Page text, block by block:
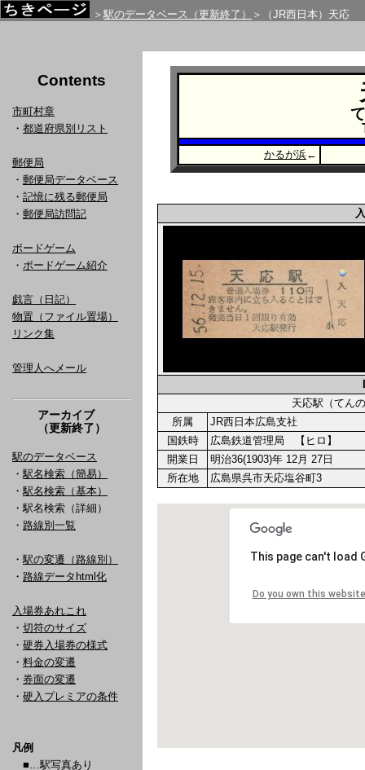
＞ 駅のデータベース（更新終了） ＞（JR西日本）天応
Contents
市町村章
・ 都道府県別リスト
郵便局
・ 郵便局データベース
・ 記憶に残る郵便局
・ 郵便局訪問記
ボードゲーム
・ ボードゲーム紹介
戯言（日記）
物置（ファイル置場）
リンク集
管理人へメール
アーカイブ
（更新終了）
駅のデータベース
・ 駅名検索（簡易）
・ 駅名検索（基本）
・駅名検索（詳細）
・ 路線別一覧
・ 駅の変遷（路線別）
・ 路線データhtml化
入場券あれこれ
・ 切符のサイズ
・ 硬券入場券の様式
・ 料金の変遷
・ 券面の変遷
・ 硬入プレミアの条件
凡例
■…駅写真あり
かるが浜←
天応駅（て
所属
JR西日本広島支社
国鉄時
広島鉄道管理局 【ヒロ】
開業日
明治36(1903)年 12月 27日
所在地
広島県呉市天応塩谷町3